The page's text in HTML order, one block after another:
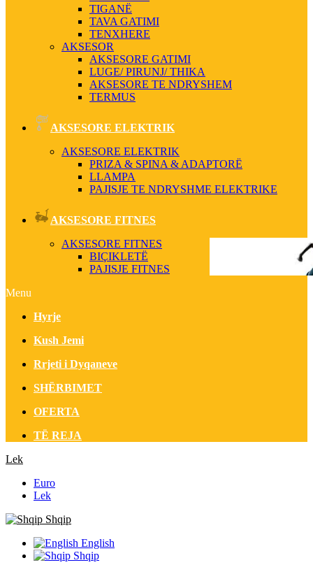
TIGANË
TAVA GATIMI
TENXHERE
AKSESOR
AKSESORE GATIMI
LUGE/ PIRUNJ/ THIKA
AKSESORE TE NDRYSHEM
TERMUS
AKSESORE ELEKTRIK
AKSESORE ELEKTRIK
PRIZA & SPINA & ADAPTORË
LLAMPA
PAJISJE TE NDRYSHME ELEKTRIKE
AKSESORE FITNES
AKSESORE FITNES
BIÇIKLETË
PAJISJE FITNES
Menu
Hyrje
Kush Jemi
Rrjeti i Dyqaneve
SHËRBIMET
OFERTA
TË REJA
Lek
Euro
Lek
Shqip
English
Shqip